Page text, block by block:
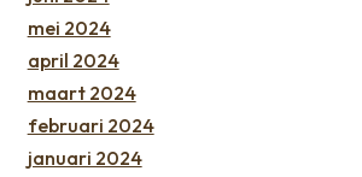
mei 2024
april 2024
maart 2024
februari 2024
januari 2024